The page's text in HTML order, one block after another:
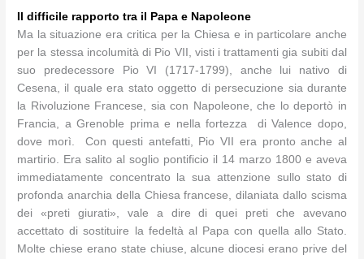
Il difficile rapporto tra il Papa e Napoleone
Ma la situazione era critica per la Chiesa e in particolare anche
per la stessa incolumità di Pio VII, visti i trattamenti gia subiti dal
suo predecessore Pio VI (1717-1799), anche lui nativo di
Cesena, il quale era stato oggetto di persecuzione sia durante
la Rivoluzione Francese, sia con Napoleone, che lo deportò in
Francia, a Grenoble prima e nella fortezza di Valence dopo,
dove morì. Con questi antefatti, Pio VII era pronto anche al
martirio. Era salito al soglio pontificio il 14 marzo 1800 e aveva
immediatamente concentrato la sua attenzione sullo stato di
profonda anarchia della Chiesa francese, dilaniata dallo scisma
dei «preti giurati», vale a dire di quei preti che avevano
accettato di sostituire la fedeltà al Papa con quella allo Stato.
Molte chiese erano state chiuse, alcune diocesi erano prive del